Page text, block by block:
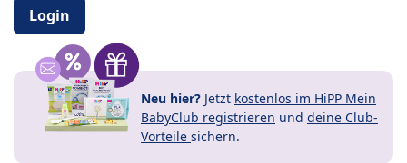
Login
Neu hier? Jetzt kostenlos im HiPP Mein
BabyClub registrieren und deine Club-
Vorteile sichern.